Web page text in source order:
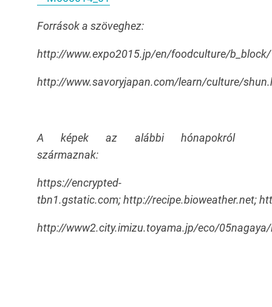
Források a szöveghez:
http://www.expo2015.jp/en/foodculture/
http://www.savoryjapan.com/learn/culture/
A képek az alábbi hónapokról
származnak:
https://encrypted-
tbn1.gstatic.com; http://recipe.bioweather.net;
http://www2.city.imizu.toyama.jp/eco/